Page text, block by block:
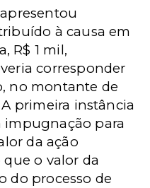
à causa em
R$ 1 mil,
corresponder
no montante de
A primeira instância
para
da ação
o valor da
do processo de